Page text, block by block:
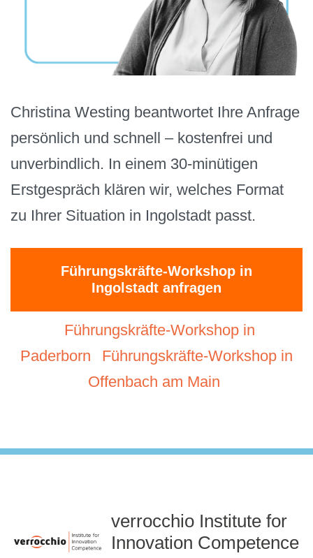
Christina Westing beantwortet Ihre Anfrage
persönlich und schnell – kostenfrei und
unverbindlich. In einem 30-minütigen
Erstgespräch klären wir, welches Format
zu Ihrer Situation in Ingolstadt passt.
Führungskräfte-Workshop in
Ingolstadt anfragen
Führungskräfte-Workshop in
Paderborn
Führungskräfte-Workshop in
Offenbach am Main
verrocchio Institute for
Innovation Competence